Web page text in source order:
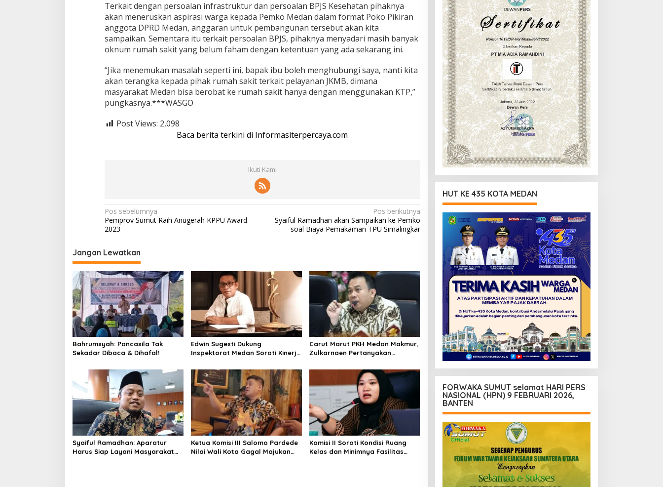
Terkait dengan persoalan infrastruktur dan persoalan BPJS Kesehatan pihaknya
akan meneruskan aspirasi warga kepada Pemko Medan dalam format Poko Pikiran
anggota DPRD Medan, anggaran untuk pembangunan tersebut akan kita
sampaikan. Sementara itu terkait persoalan BPJS, pihaknya menyadari masih banyak
oknum rumah sakit yang belum faham dengan ketentuan yang ada sekarang ini.
“Jika menemukan masalah seperti ini, bapak ibu boleh menghubungi saya, nanti kita
akan terangka kepada pihak rumah sakit terkait pelayanan JKMB, dimana
masyarakat Medan bisa berobat ke rumah sakit hanya dengan menggunakan KTP,”
pungkasnya.***WASGO
Post Views: 2,098
Baca berita terkini di Informasiterpercaya.com
Ikuti Kami
N
a
i
g
a
s
i
p
o
s
Pos sebelumnya
Pemprov Sumut Raih Anugerah KPPU Award
2023
Pos berikutnya
Syaiful Ramadhan akan Sampaikan ke Pemko
soal Biaya Pemakaman TPU Simalingkar
Jangan Lewatkan
Bahrumsyah: Pancasila Tak
Sekadar Dibaca & Dihafal!
Edwin Sugesti Dukung
Inspektorat Medan Soroti Kinerja
Rendahnya Serapan Anggaran
Carut Marut PKH Medan Makmur,
Zulkarnaen Pertanyakan
Bansos
Syaiful Ramadhan: Aparatur
Harus Siap Layani Masyarakat
Ketua Komisi III Salomo Pardede
Nilai Wali Kota Gagal Majukan
Komisi II Soroti Kondisi Ruang
Kelas dan Minimnya Fasilitas
HUT KE 435 KOTA MEDAN
FORWAKA SUMUT selamat HARI PERS
NASIONAL (HPN) 9 FEBRUARI 2026,
BANTEN